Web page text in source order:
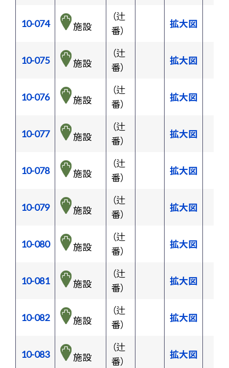
10-074 施設
（辻
番）
拡大図
10-075 施設
（辻
番）
拡大図
10-076 施設
（辻
番）
拡大図
10-077 施設
（辻
番）
拡大図
10-078 施設
（辻
番）
拡大図
10-079 施設
（辻
番）
拡大図
10-080 施設
（辻
番）
拡大図
10-081 施設
（辻
番）
拡大図
10-082 施設
（辻
番）
拡大図
10-083 施設
（辻
番）
拡大図